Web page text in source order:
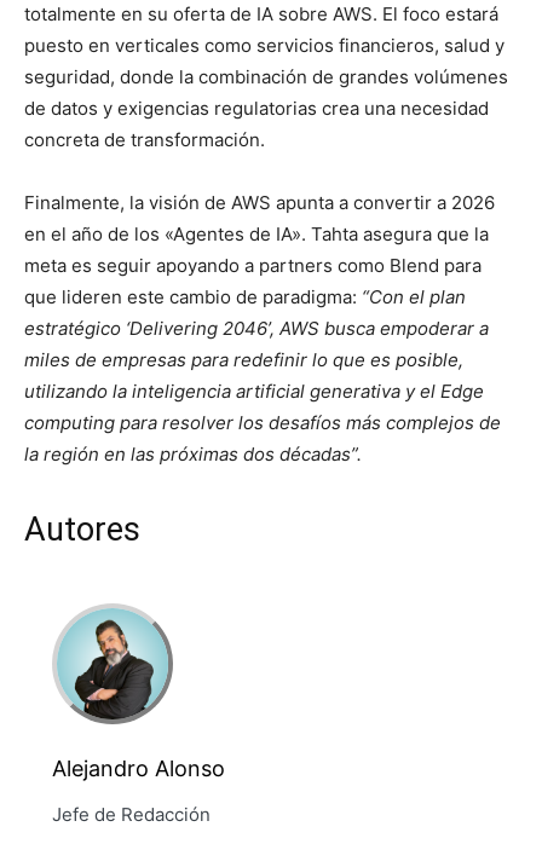
totalmente en su oferta de IA sobre AWS. El foco estará
puesto en verticales como servicios financieros, salud y
seguridad, donde la combinación de grandes volúmenes
de datos y exigencias regulatorias crea una necesidad
concreta de transformación.
Finalmente, la visión de AWS apunta a convertir a 2026
en el año de los «Agentes de IA». Tahta asegura que la
meta es seguir apoyando a partners como Blend para
que lideren este cambio de paradigma: “Con el plan
estratégico ‘Delivering 2046’, AWS busca empoderar a
miles de empresas para redefinir lo que es posible,
utilizando la inteligencia artificial generativa y el Edge
computing para resolver los desafíos más complejos de
la región en las próximas dos décadas”.
Autores
Alejandro Alonso
Jefe de Redacción